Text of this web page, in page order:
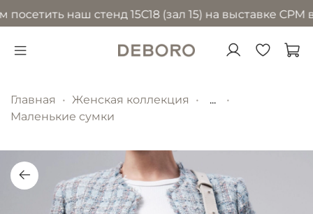
наш стенд 15С18 (зал 15) на выставке CPM
Главная Женская коллекция
...
Маленькие сумки